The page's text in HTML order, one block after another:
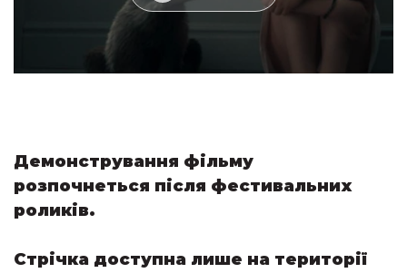
Демонстрування фільму
розпочнеться після фестивальних
роликів.
Стрічка доступна лише на території